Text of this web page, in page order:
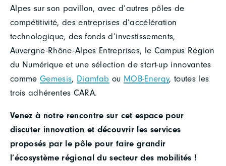
Alpes sur son pavillon, avec d’autres pôles de
compétitivité, des entreprises d’accélération
technologique, des fonds d’investissements,
Auvergne-Rhône-Alpes Entreprises, le Campus Région
du Numérique et une sélection de start-up innovantes
commeGemesis, Diamfab ou MOB-Energy, toutes les
trois adhérentes CARA.
Venez à notre rencontre sur cet espace pour
discuter innovation et découvrir les services
proposés par le pôle pour faire grandir
l’écosystème régional du secteur des mobilités !